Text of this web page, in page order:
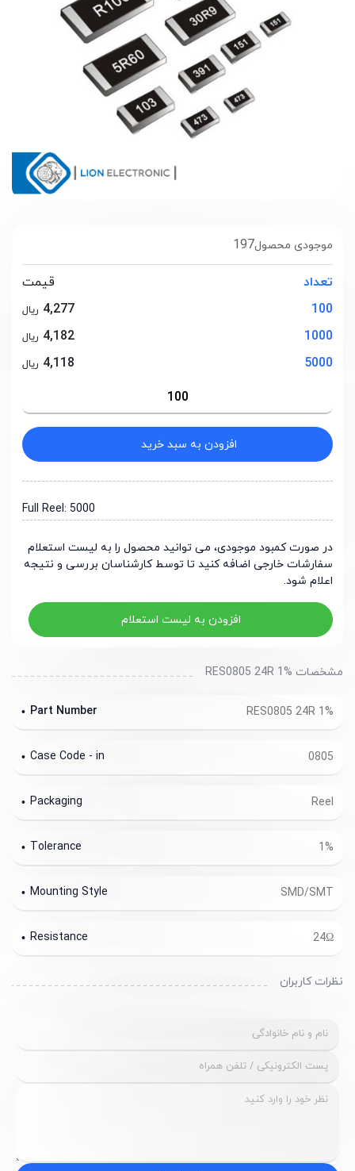
197موجودی محصول
تعداد
قیمت
100
4,277 ریال
1000
4,182 ریال
5000
4,118 ریال
افزودن به سبد خرید
Full Reel: 5000
در صورت کمبود موجودی، می توانید محصول را به لیست استعلام
سفارشات خارجی اضافه کنید تا توسط کارشناسان بررسی و نتیجه
اعلام شود.
افزودن به لیست استعلام
مشخصات RES0805 24R 1%
RES0805 24R 1%
Part Number
0805
Case Code - in
Reel
Packaging
1%
Tolerance
SMD/SMT
Mounting Style
24Ω
Resistance
نظرات کاربران